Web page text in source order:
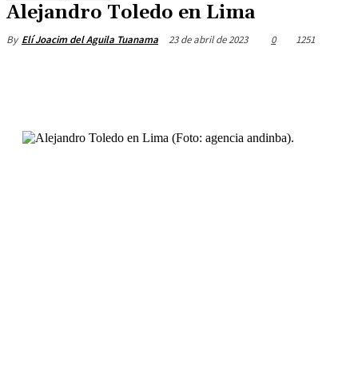
Alejandro Toledo en Lima
By Elí Joacim del Aguila Tuanama 23 de abril de 2023 0 1251